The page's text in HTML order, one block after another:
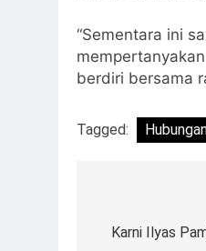
“Sementara ini
berdiri bersama
Tagged:
pos
Karni Ilyas